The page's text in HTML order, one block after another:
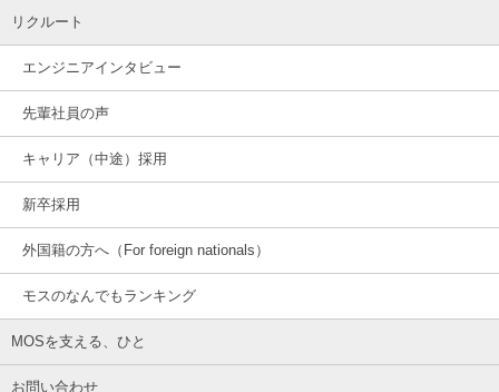
リクルート
エンジニアインタビュー
先輩社員の声
キャリア（中途）採用
新卒採用
外国籍の方へ（For foreign nationals）
モスのなんでもランキング
MOSを支える、ひと
お問い合わせ